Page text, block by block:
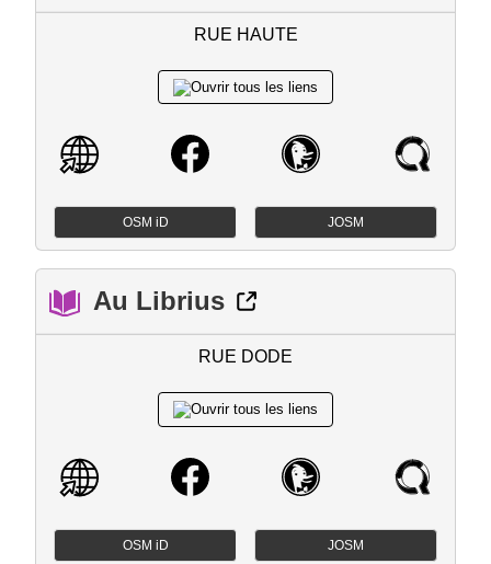
RUE HAUTE
OSM iD JOSM
Au Librius
RUE DODE
OSM iD JOSM